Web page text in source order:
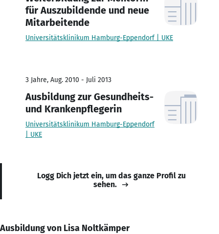
für Auszubildende und neue
Mitarbeitende
Universitätsklinikum Hamburg-Eppendorf | UKE
3 Jahre, Aug. 2010 - Juli 2013
Ausbildung zur Gesundheits-
und Krankenpflegerin
Universitätsklinikum Hamburg-Eppendorf
| UKE
Logg Dich jetzt ein, um das ganze Profil zu
sehen.
Ausbildung von Lisa Noltkämper